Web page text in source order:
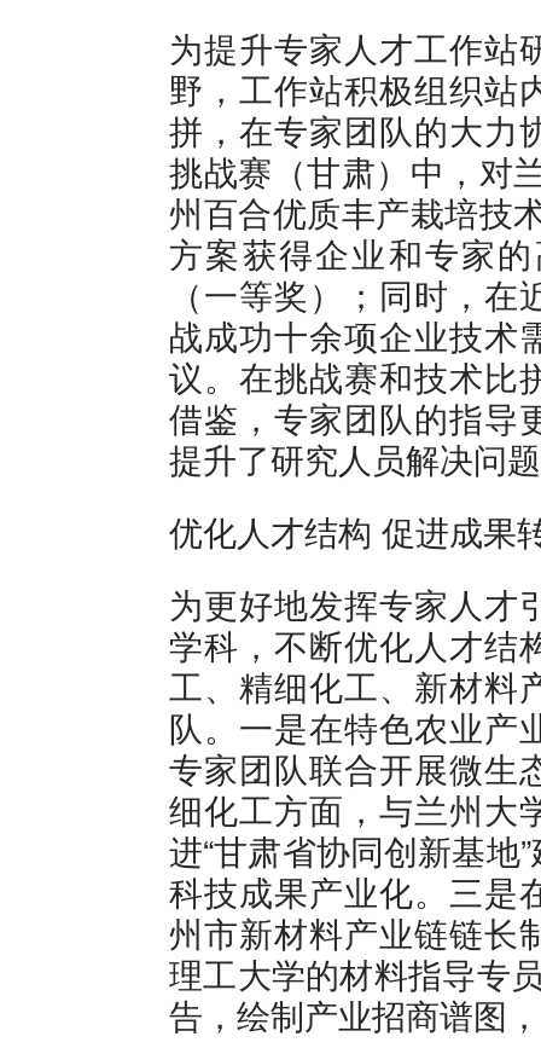
为提升专家人才工作站
野，工作站积极组织站
拼，在专家团队的大力
挑战赛（甘肃）中，对
州百合优质丰产栽培技
方案获得企业和专家
（一等奖）；同时，
战成功十余项企业技术
议。在挑战赛和技术比
借鉴，专家团队的指导
提升了研究人员解决问
优化人才结构 促进成果
为更好地发挥专家人才
学科，不断优化人才结
工、精细化工、新材料
队。一是在特色农业产
专家团队联合开展微生
细化工方面，与兰州大
进“甘肃省协同创新基地
科技成果产业化。三是
州市新材料产业链链长
理工大学的材料指导专
告，绘制产业招商谱图